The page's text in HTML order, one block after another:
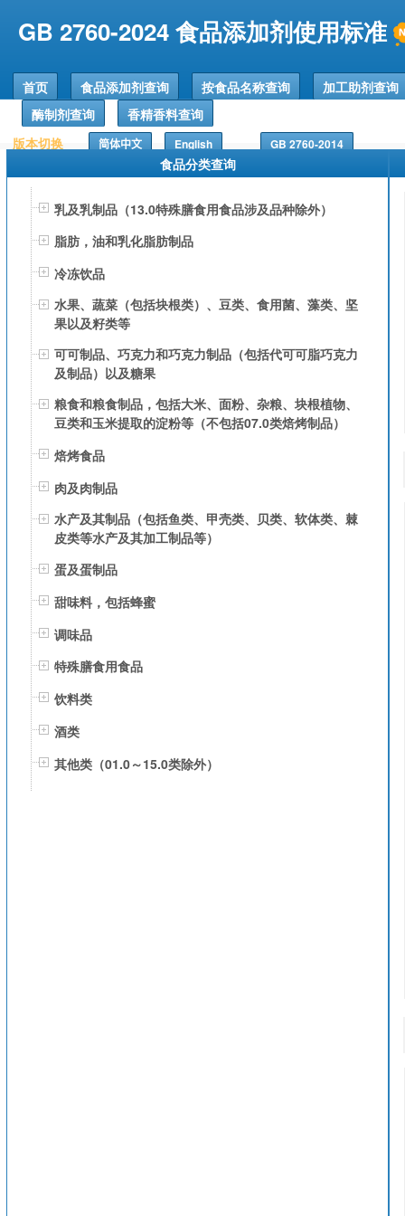
GB 2760-2024 食品添加剂使用标准
首页 食品添加剂查询 按食品名称查询
加工助剂查询
酶制剂查询
香精香料查询
版本切换
简体中文 English GB 2760-2014
食品分类查询
乳及乳制品（13.0特殊膳食用食品涉及品种除外）
脂肪，油和乳化脂肪制品
冷冻饮品
水果、蔬菜（包括块根类）、豆类、食用菌、藻类、坚
果以及籽类等
可可制品、巧克力和巧克力制品（包括代可可脂巧克力
及制品）以及糖果
粮食和粮食制品，包括大米、面粉、杂粮、块根植物、
豆类和玉米提取的淀粉等（不包括07.0类焙烤制品）
焙烤食品
肉及肉制品
水产及其制品（包括鱼类、甲壳类、贝类、软体类、棘
皮类等水产及其加工制品等）
蛋及蛋制品
甜味料，包括蜂蜜
调味品
特殊膳食用食品
饮料类
酒类
其他类（01.0～15.0类除外）